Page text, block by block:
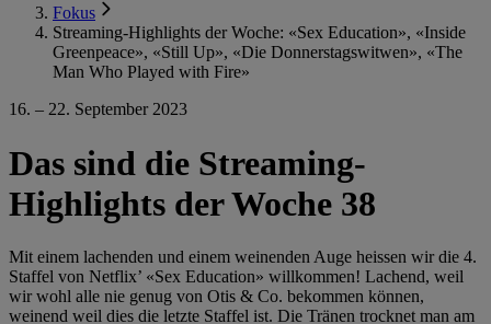
Fokus
Streaming-Highlights der Woche: «Sex Education», «Inside
Greenpeace», «Still Up», «Die Donnerstagswitwen», «The
Man Who Played with Fire»
16. – 22. September 2023
Das sind die Streaming-
Highlights der Woche 38
Mit einem lachenden und einem weinenden Auge heissen wir die 4.
Staffel von Netflix’ «Sex Education» willkommen! Lachend, weil
wir wohl alle nie genug von Otis & Co. bekommen können,
weinend weil dies die letzte Staffel ist. Die Tränen trocknet man am